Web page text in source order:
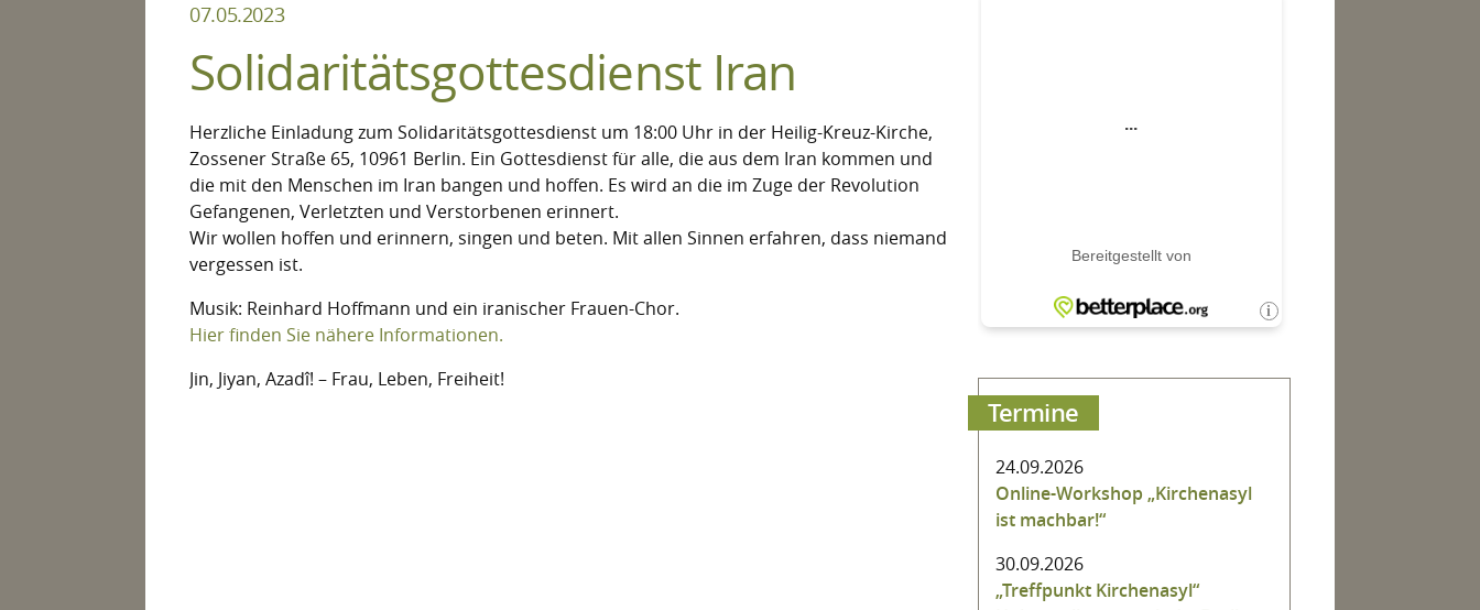
07.05.2023
Solidaritätsgottesdienst Iran
Herzliche Einladung zum Solidaritätsgottesdienst um 18:00 Uhr in der Heilig-Kreuz-Kirche,
Zossener Straße 65, 10961 Berlin. Ein Gottesdienst für alle, die aus dem Iran kommen und
die mit den Menschen im Iran bangen und hoffen. Es wird an die im Zuge der Revolution
Gefangenen, Verletzten und Verstorbenen erinnert.
Wir wollen hoffen und erinnern, singen und beten. Mit allen Sinnen erfahren, dass niemand
vergessen ist.
Musik: Reinhard Hoffmann und ein iranischer Frauen-Chor.
Hier finden Sie nähere Informationen.
Jin, Jiyan, Azadî! – Frau, Leben, Freiheit!
Termine
24.09.2026
Online-Workshop „Kirchenasyl
ist machbar!“
30.09.2026
„Treffpunkt Kirchenasyl“